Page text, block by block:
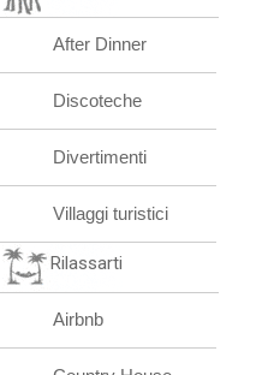
After Dinner
Discoteche
Divertimenti
Villaggi turistici
Rilassarti
Airbnb